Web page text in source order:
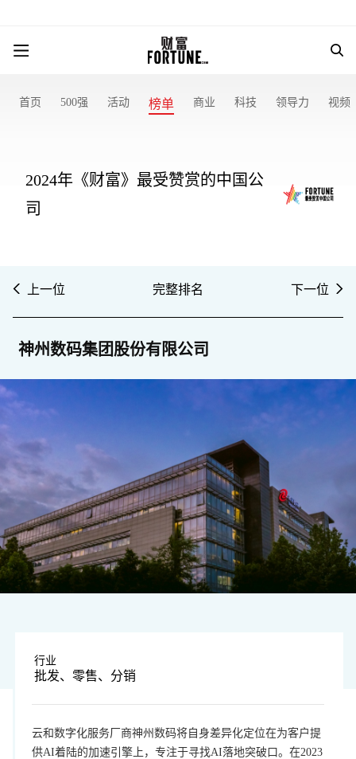
首页 500强 活动 榜单 商业 科技 领导力 视频
2024年《财富》最受赞赏的中国公
司
上一位 完整排名 下一位
神州数码集团股份有限公司
行业
批发、零售、分销
云和数字化服务厂商神州数码将自身差异化定位在为客户提
供AI着陆的加速引擎上，专注于寻找AI落地突破口。在2023